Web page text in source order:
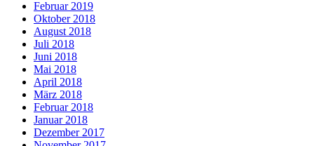
Februar 2019
Oktober 2018
August 2018
Juli 2018
Juni 2018
Mai 2018
April 2018
März 2018
Februar 2018
Januar 2018
Dezember 2017